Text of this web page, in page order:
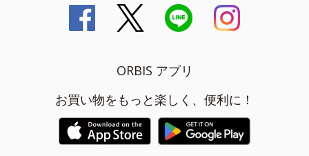
ORBIS アプリ
お買い物をもっと楽しく、便利に！